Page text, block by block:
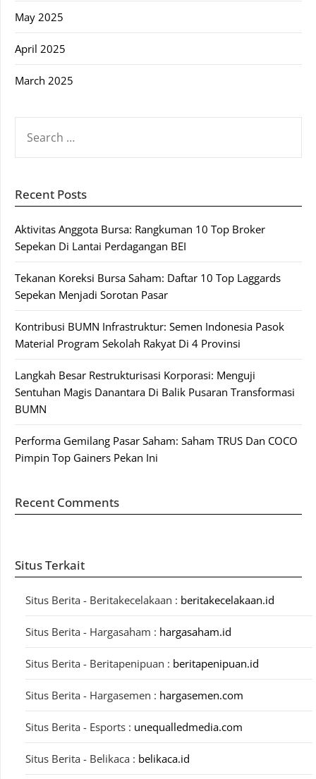
May 2025
April 2025
March 2025
FOR:
Recent Posts
Aktivitas Anggota Bursa: Rangkuman 10 Top Broker
Sepekan Di Lantai Perdagangan BEI
Tekanan Koreksi Bursa Saham: Daftar 10 Top Laggards
Sepekan Menjadi Sorotan Pasar
Kontribusi BUMN Infrastruktur: Semen Indonesia Pasok
Material Program Sekolah Rakyat Di 4 Provinsi
Langkah Besar Restrukturisasi Korporasi: Menguji
Sentuhan Magis Danantara Di Balik Pusaran Transformasi
BUMN
Performa Gemilang Pasar Saham: Saham TRUS Dan COCO
Pimpin Top Gainers Pekan Ini
Recent Comments
Situs Terkait
Situs Berita - Beritakecelakaan : beritakecelakaan.id
Situs Berita - Hargasaham : hargasaham.id
Situs Berita - Beritapenipuan : beritapenipuan.id
Situs Berita - Hargasemen : hargasemen.com
Situs Berita - Esports : unequalledmedia.com
Situs Berita - Belikaca : belikaca.id